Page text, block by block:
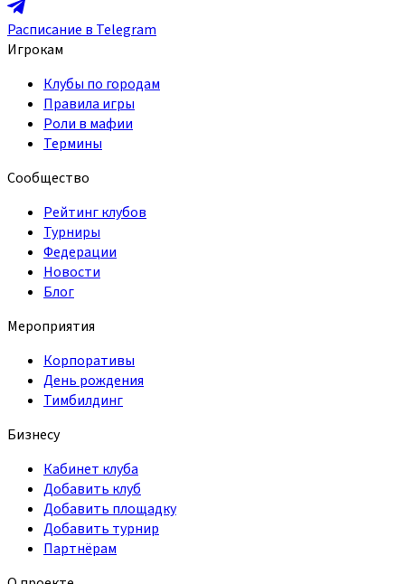
Расписание в Telegram
Игрокам
Клубы по городам
Правила игры
Роли в мафии
Термины
Сообщество
Рейтинг клубов
Турниры
Федерации
Новости
Блог
Мероприятия
Корпоративы
День рождения
Тимбилдинг
Бизнесу
Кабинет клуба
Добавить клуб
Добавить площадку
Добавить турнир
Партнёрам